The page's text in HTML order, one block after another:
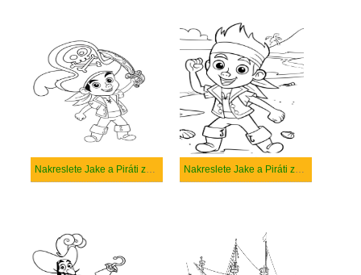
Nakreslete Jake a Piráti základní tisknutelné Nakreslete Jake a Piráti základní